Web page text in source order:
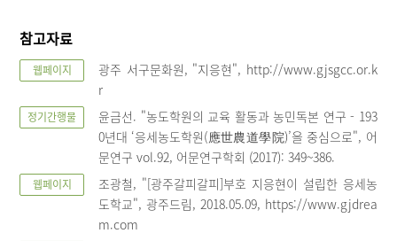
참고자료
웹페이지
광주 서구문화원, "지응현", http://www.gjsgcc.or.k
r
정기간행물
윤금선. "농도학원의 교육 활동과 농민독본 연구 - 193
0년대 ‘응세농도학원(應世農道學院)’을 중심으로", 어
문연구 vol.92, 어문연구학회 (2017): 349~386.
웹페이지
조광철, "[광주갈피갈피]부호 지응현이 설립한 응세농
도학교", 광주드림, 2018.05.09, https://www.gjdrea
m.com